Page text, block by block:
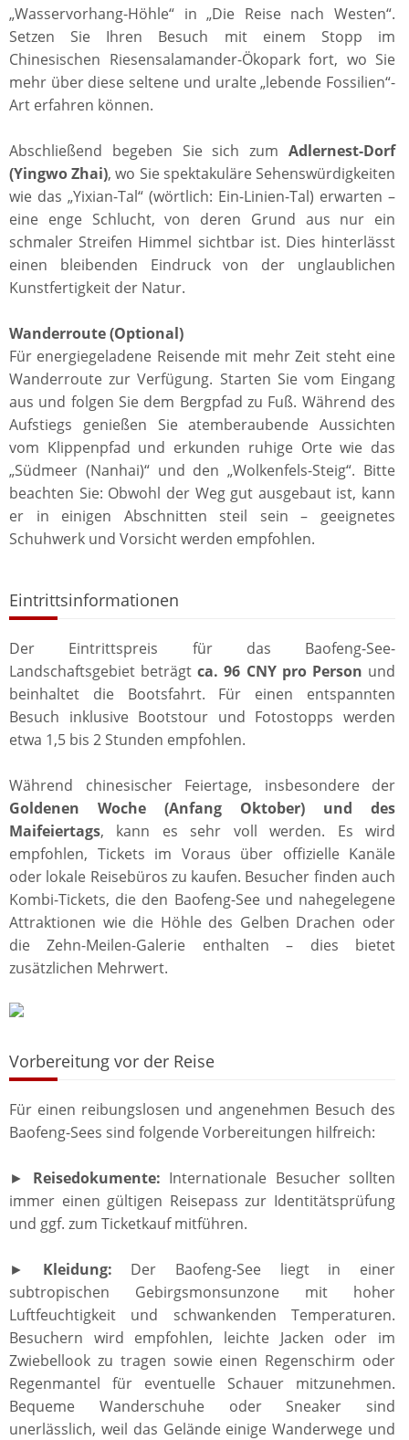
„Wasservorhang-Höhle“ in „Die Reise nach Westen“.
Setzen Sie Ihren Besuch mit einem Stopp im
Chinesischen Riesensalamander-Ökopark fort, wo Sie
mehr über diese seltene und uralte „lebende Fossilien“-
Art erfahren können.
Abschließend begeben Sie sich zum Adlernest-Dorf
(Yingwo Zhai), wo Sie spektakuläre Sehenswürdigkeiten
wie das „Yixian-Tal“ (wörtlich: Ein-Linien-Tal) erwarten –
eine enge Schlucht, von deren Grund aus nur ein
schmaler Streifen Himmel sichtbar ist. Dies hinterlässt
einen bleibenden Eindruck von der unglaublichen
Kunstfertigkeit der Natur.
Wanderroute (Optional)
Für energiegeladene Reisende mit mehr Zeit steht eine
Wanderroute zur Verfügung. Starten Sie vom Eingang
aus und folgen Sie dem Bergpfad zu Fuß. Während des
Aufstiegs genießen Sie atemberaubende Aussichten
vom Klippenpfad und erkunden ruhige Orte wie das
„Südmeer (Nanhai)“ und den „Wolkenfels-Steig“. Bitte
beachten Sie: Obwohl der Weg gut ausgebaut ist, kann
er in einigen Abschnitten steil sein – geeignetes
Schuhwerk und Vorsicht werden empfohlen.
Eintrittsinformationen
Der Eintrittspreis für das Baofeng-See-
Landschaftsgebiet beträgtca. 96 CNY pro Person und
beinhaltet die Bootsfahrt. Für einen entspannten
Besuch inklusive Bootstour und Fotostopps werden
etwa 1,5 bis 2 Stunden empfohlen.
Während chinesischer Feiertage, insbesondere der
Goldenen Woche (Anfang Oktober) und des
Maifeiertags, kann es sehr voll werden. Es wird
empfohlen, Tickets im Voraus über offizielle Kanäle
oder lokale Reisebüros zu kaufen. Besucher finden auch
Kombi-Tickets, die den Baofeng-See und nahegelegene
Attraktionen wie die Höhle des Gelben Drachen oder
die Zehn-Meilen-Galerie enthalten – dies bietet
zusätzlichen Mehrwert.
Vorbereitung vor der Reise
Für einen reibungslosen und angenehmen Besuch des
Baofeng-Sees sind folgende Vorbereitungen hilfreich:
► Reisedokumente: Internationale Besucher sollten
immer einen gültigen Reisepass zur Identitätsprüfung
und ggf. zum Ticketkauf mitführen.
► Kleidung: Der Baofeng-See liegt in einer
subtropischen Gebirgsmonsunzone mit hoher
Luftfeuchtigkeit und schwankenden Temperaturen.
Besuchern wird empfohlen, leichte Jacken oder im
Zwiebellook zu tragen sowie einen Regenschirm oder
Regenmantel für eventuelle Schauer mitzunehmen.
Bequeme Wanderschuhe oder Sneaker sind
unerlässlich, weil das Gelände einige Wanderwege und